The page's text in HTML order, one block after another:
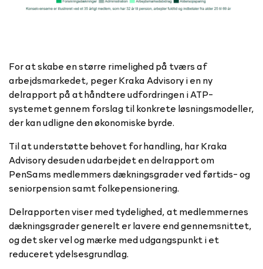
For at skabe en større rimelighed på tværs af
arbejdsmarkedet, peger Kraka Advisory i en ny
delrapport på at håndtere udfordringen i ATP-
systemet gennem forslag til konkrete løsningsmodeller,
der kan udligne den økonomiske byrde.
Til at understøtte behovet for handling, har Kraka
Advisory desuden udarbejdet en delrapport om
PenSams medlemmers dækningsgrader ved førtids- og
seniorpension samt folkepensionering.
Delrapporten viser med tydelighed, at medlemmernes
dækningsgrader generelt er lavere end gennemsnittet,
og det sker vel og mærke med udgangspunkt i et
reduceret ydelsesgrundlag.